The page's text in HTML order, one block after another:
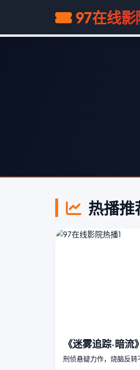
97在线影
热播推
《迷雾追踪·暗流》
刑侦悬疑力作，烧脑反转